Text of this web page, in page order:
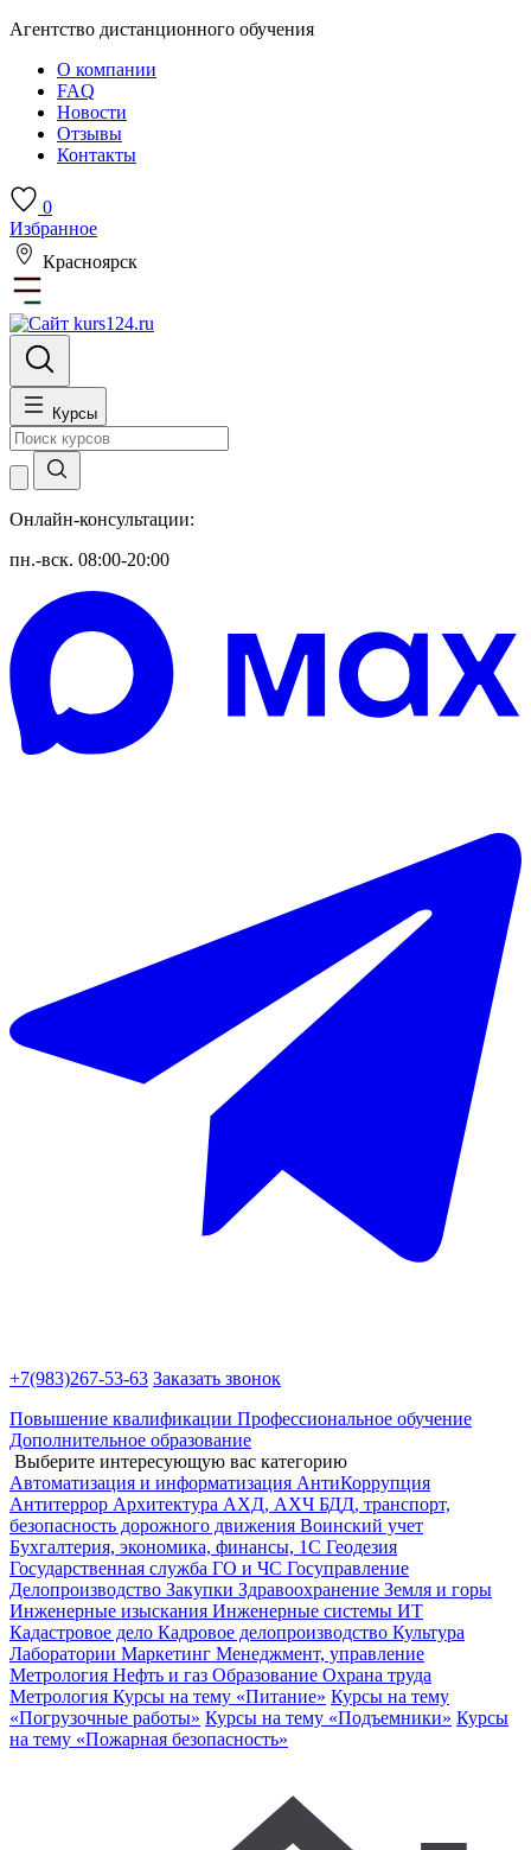
Агентство дистанционного обучения
О компании
FAQ
Новости
Отзывы
Контакты
0
Избранное
Красноярск
Курсы
Онлайн-консультации:
пн.-вск. 08:00-20:00
+7(983)267-53-63 Заказать звонок
Повышение квалификации Профессиональное обучение
Дополнительное образование
Выберите интересующую вас категорию
Автоматизация и информатизация АнтиКоррупция
Антитеррор Архитектура АХД, АХЧ БДД, транспорт,
безопасность дорожного движения Воинский учет
Бухгалтерия, экономика, финансы, 1С Геодезия
Государственная служба ГО и ЧС Госуправление
Делопроизводство Закупки Здравоохранение Земля и горы
Инженерные изыскания Инженерные системы ИТ
Кадастровое дело Кадровое делопроизводство Культура
Лаборатории Маркетинг Менеджмент, управление
Метрология Нефть и газ Образование Охрана труда
Метрология Курсы на тему «Питание» Курсы на тему
«Погрузочные работы» Курсы на тему «Подъемники» Курсы
на тему «Пожарная безопасность»